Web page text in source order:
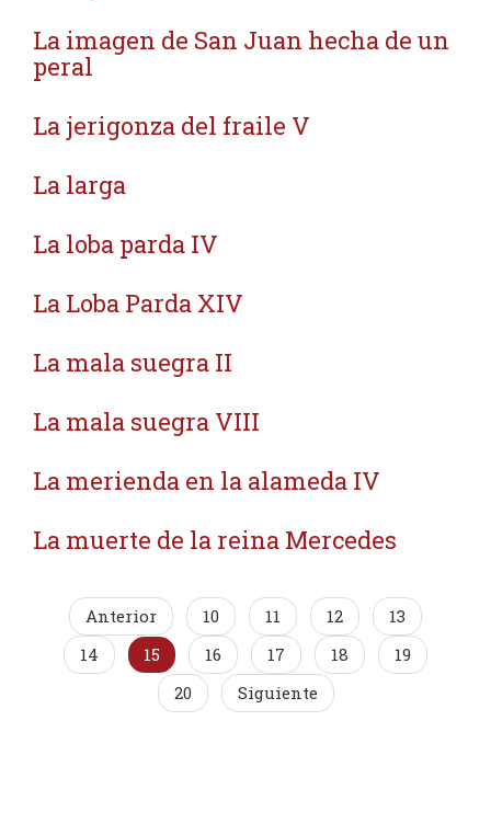
La imagen de San Juan hecha de un
peral
La jerigonza del fraile V
La larga
La loba parda IV
La Loba Parda XIV
La mala suegra II
La mala suegra VIII
La merienda en la alameda IV
La muerte de la reina Mercedes
Anterior 10 11 12
13
14
15 16 17 18
19
20
Siguiente